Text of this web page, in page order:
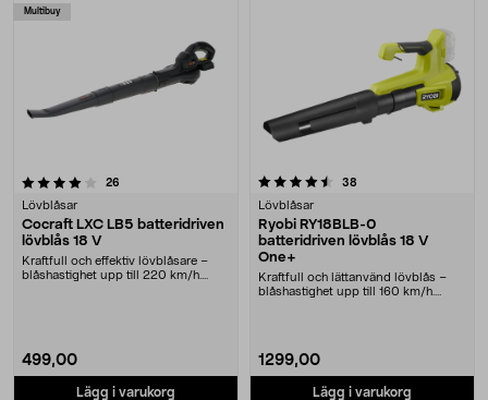
Produkter
Multibuy
26
Lövblåsar
Cocraft LXC LB5 batteridriven
lövblås 18 V
Kraftfull och effektiv lövblåsare –
blåshastighet upp till 220 km/h.
499,00
Lägg i varukorg
4.5 av 5 stjärnor 38
Lövblåsar
Ryobi RY18BLB-0
batteridriven lövblås 18 V
One+
Kraftfull och lättanvänd lövblås –
blåshastighet upp till 160 km/h.
1299,00
Lägg i varukorg